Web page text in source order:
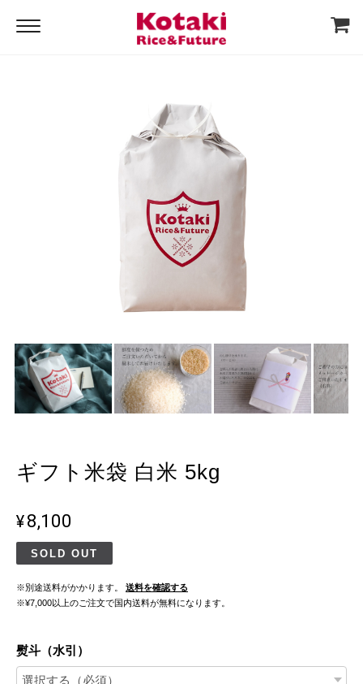
ギフト米袋 白米 5kg
¥8,100
SOLD OUT
※別途送料がかかります。
送料を確認する
※¥7,000以上のご注文で国内送料が無料になります。
熨斗（水引）